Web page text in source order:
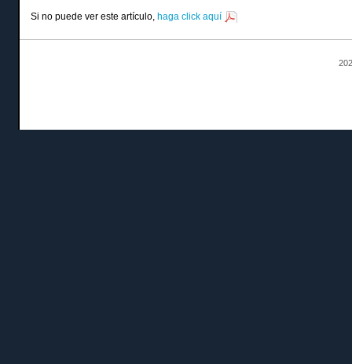
Si no puede ver este artículo, haga click aquí